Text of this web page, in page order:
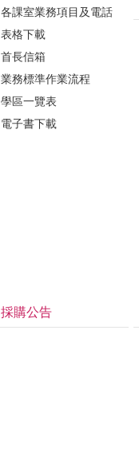
各課室業務項目及電話
表格下載
首長信箱
業務標準作業流程
學區一覽表
電子書下載
採購公告